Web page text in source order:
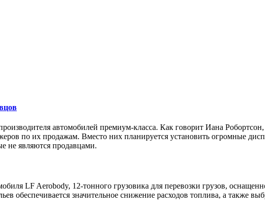
автомобилей премиум-класса. Как говорит Иана
по их продажам. Вместо них планируется установить огромные
не являются продавцами.
LF Aerobody, 12-тонного грузовика для перевозки грузов,
обеспечивается значительное снижение расходов топлива, а также